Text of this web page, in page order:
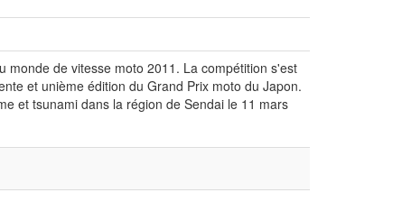
monde de vitesse moto 2011. La compétition s'est
et unième édition du Grand Prix moto du Japon.
et tsunami dans la région de Sendai le 11 mars